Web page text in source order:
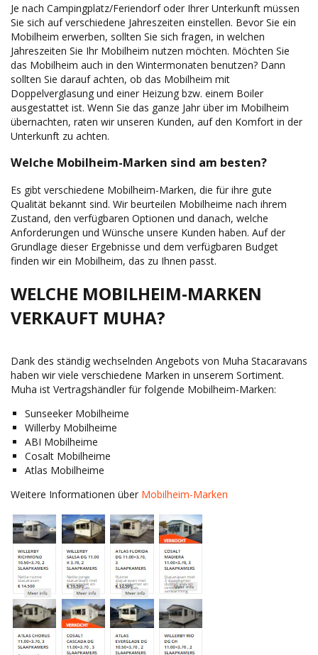
Je nach Campingplatz/Feriendorf oder Ihrer Unterkunft müssen
Sie sich auf verschiedene Jahreszeiten einstellen. Bevor Sie ein
Mobilheim erwerben, sollten Sie sich fragen, in welchen
Jahreszeiten Sie Ihr Mobilheim nutzen möchten. Möchten Sie
das Mobilheim auch in den Wintermonaten benutzen? Dann
sollten Sie darauf achten, ob das Mobilheim mit
Doppelverglasung und einer Heizung bzw. einem Boiler
ausgestattet ist. Wenn Sie das ganze Jahr über im Mobilheim
übernachten, raten wir unseren Kunden, auf den Komfort in der
Unterkunft zu achten.
Welche Mobilheim-Marken sind am besten?
Es gibt verschiedene Mobilheim-Marken, die für ihre gute
Qualität bekannt sind. Wir beurteilen Mobilheime nach ihrem
Zustand, den verfügbaren Optionen und danach, welche
Anforderungen und Wünsche unsere Kunden haben. Auf der
Grundlage dieser Ergebnisse und dem verfügbaren Budget
finden wir ein Mobilheim, das zu Ihnen passt.
WELCHE MOBILHEIM-MARKEN
VERKAUFT MUHA?
Dank des ständig wechselnden Angebots von Muha Stacaravans
haben wir viele verschiedene Marken in unserem Sortiment.
Muha ist Vertragshändler für folgende Mobilheim-Marken:
Sunseeker Mobilheime
Willerby Mobilheime
ABI Mobilheime
Cosalt Mobilheime
Atlas Mobilheime
Weitere Informationen über Mobilheim-Marken